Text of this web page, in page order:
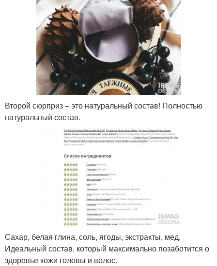
Второй сюрприз – это натуральный состав! Полностью
натуральный состав.
Сахар, белая глина, соль, ягоды, экстракты, мед.
Идеальный состав, который максимально позаботится о
здоровье кожи головы и волос.